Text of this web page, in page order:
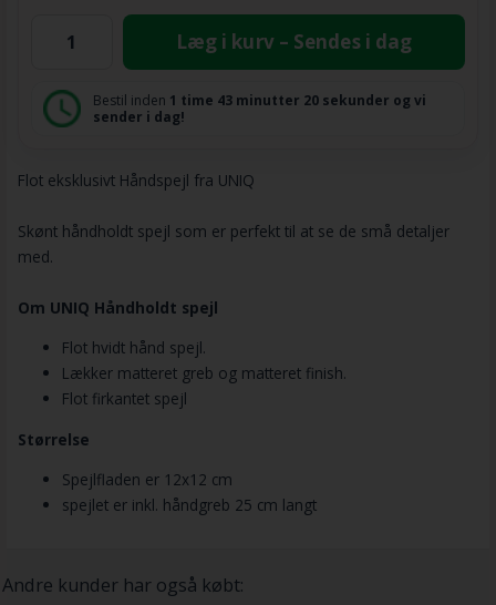
Læg i kurv – Sendes i dag
Bestil inden 1 time 43 minutter 19 sekunder og vi
sender i dag!
Flot eksklusivt Håndspejl fra UNIQ
Skønt håndholdt spejl som er perfekt til at se de små detaljer
med.
Om UNIQ Håndholdt spejl
Flot hvidt hånd spejl.
Lækker matteret greb og matteret finish.
Flot firkantet spejl
Størrelse
Spejlfladen er 12x12 cm
spejlet er inkl. håndgreb 25 cm langt
Andre kunder har også købt: